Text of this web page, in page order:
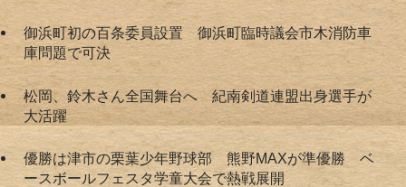
御浜町初の百条委員設置 御浜町臨時議会市木消防車
庫問題で可決
松岡、鈴木さん全国舞台へ 紀南剣道連盟出身選手が
大活躍
優勝は津市の栗葉少年野球部 熊野MAXが準優勝 ベ
ースボールフェスタ学童大会で熱戦展開